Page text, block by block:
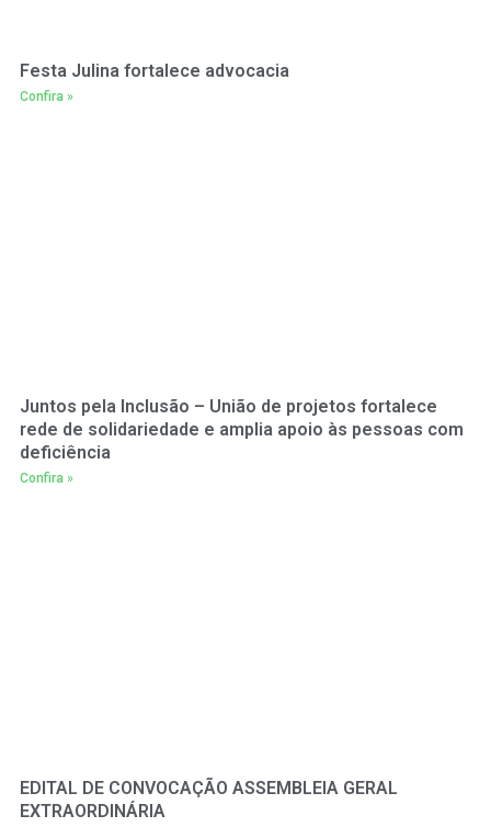
Festa Julina fortalece advocacia
Confira »
Juntos pela Inclusão – União de projetos fortalece
rede de solidariedade e amplia apoio às pessoas com
deficiência
Confira »
EDITAL DE CONVOCAÇÃO ASSEMBLEIA GERAL
EXTRAORDINÁRIA